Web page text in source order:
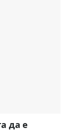
да е